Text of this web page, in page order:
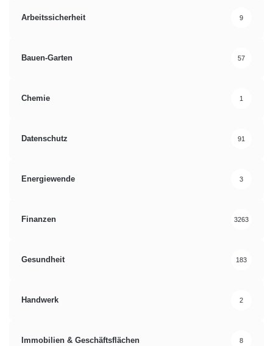
Arbeitssicherheit 9
Bauen-Garten 57
Chemie 1
Datenschutz 91
Energiewende 3
Finanzen 3263
Gesundheit 183
Handwerk 2
Immobilien & Geschäftsflächen 8